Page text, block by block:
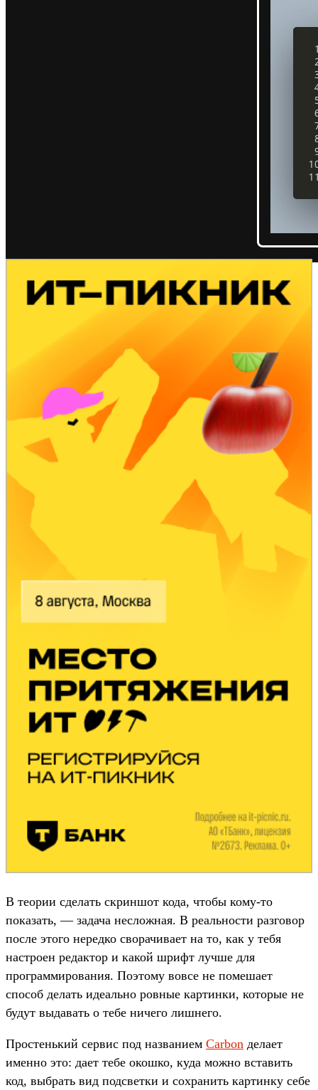
В теории сделать скриншот кода, чтобы кому-то
показать, — задача несложная. В реальности разговор
после этого нередко сворачивает на то, как у тебя
настроен редактор и какой шрифт лучше для
программирования. Поэтому вовсе не помешает
способ делать идеально ровные картинки, которые не
будут выдавать о тебе ничего лишнего.
Простенький сервис под названием Carbon делает
именно это: дает тебе окошко, куда можно вставить
код, выбрать вид подсветки и сохранить картинку себе